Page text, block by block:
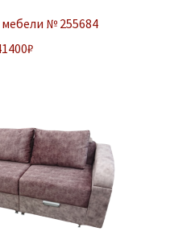
мебели № 255684
₽